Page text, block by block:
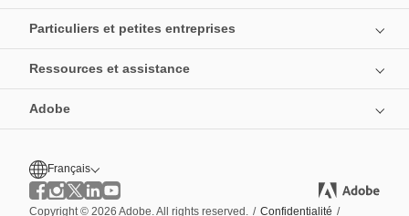
Particuliers et petites entreprises
Ressources et assistance
Adobe
Français
Copyright © 2026 Adobe. All rights reserved. / Confidentialité /